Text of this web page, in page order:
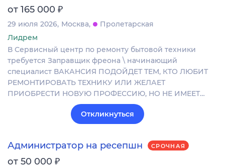
от 165 000 ₽
29 июля 2026 Москва
Пролетарская
Лидрем
В Сервисный центр по ремонту бытовой техники
требуется Заправщик фреона \ начинающий
специалист ВАКАНСИЯ ПОДОЙДЕТ ТЕМ, КТО ЛЮБИТ
РЕМОНТИРОВАТЬ ТЕХНИКУ ИЛИ ЖЕЛАЕТ
ПРИОБРЕСТИ НОВУЮ ПРОФЕССИЮ, НО НЕ ИМЕЕТ…
Откликнуться
Администратор на ресепшн СРОЧНАЯ
от 50 000 ₽